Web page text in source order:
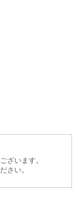
ざいます。
さい。